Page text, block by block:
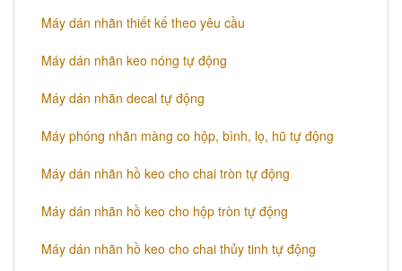
Máy dán nhãn thiết kế theo yêu cầu
​Máy dán nhãn keo nóng tự động
Máy dán nhãn decal tự động
Máy phóng nhãn màng co hộp, bình, lọ, hũ tự động
Máy dán nhãn hồ keo cho chai tròn tự động
Máy dán nhãn hồ keo cho hộp tròn tự động
Máy dán nhãn hồ keo cho chai thủy tinh tự động